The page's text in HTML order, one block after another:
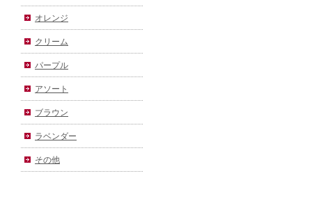
オレンジ
クリーム
パープル
アソート
ブラウン
ラベンダー
その他